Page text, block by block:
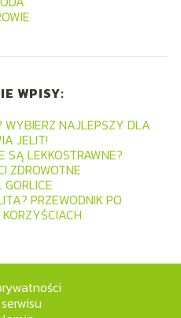
WPISY:
WYBIERZ NAJLEPSZY DLA
JELIT!
SĄ LEKKOSTRAWNE?
ZDROWOTNE
PRZEWODNIK PO